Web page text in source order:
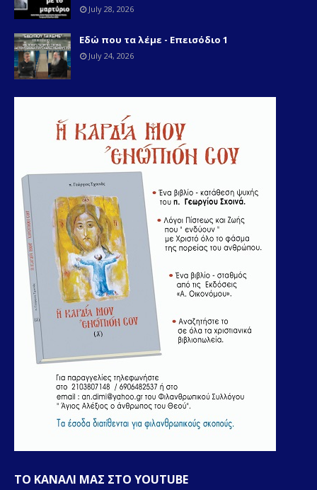
July 28, 2026
Εδώ που τα λέμε - Επεισόδιο 1
July 24, 2026
ΤΟ ΚΑΝΑΛΙ ΜΑΣ ΣΤΟ YOUTUBE